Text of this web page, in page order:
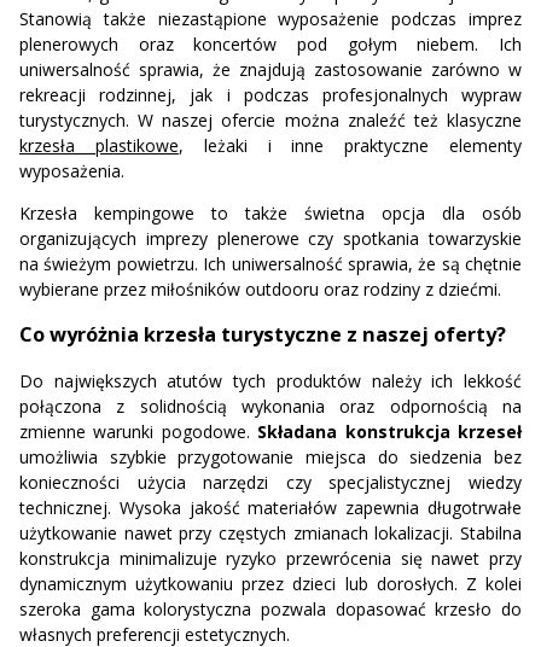
Stanowią także niezastąpione wyposażenie podczas imprez
plenerowych oraz koncertów pod gołym niebem. Ich
uniwersalność sprawia, że znajdują zastosowanie zarówno w
rekreacji rodzinnej, jak i podczas profesjonalnych wypraw
turystycznych. W naszej ofercie można znaleźć też klasyczne
krzesła plastikowe, leżaki i inne praktyczne elementy
wyposażenia.
Krzesła kempingowe to także świetna opcja dla osób
organizujących imprezy plenerowe czy spotkania towarzyskie
na świeżym powietrzu. Ich uniwersalność sprawia, że są chętnie
wybierane przez miłośników outdooru oraz rodziny z dziećmi.
Co wyróżnia krzesła turystyczne z naszej oferty?
Do największych atutów tych produktów należy ich lekkość
połączona z solidnością wykonania oraz odpornością na
zmienne warunki pogodowe. Składana konstrukcja krzeseł
umożliwia szybkie przygotowanie miejsca do siedzenia bez
konieczności użycia narzędzi czy specjalistycznej wiedzy
technicznej. Wysoka jakość materiałów zapewnia długotrwałe
użytkowanie nawet przy częstych zmianach lokalizacji. Stabilna
konstrukcja minimalizuje ryzyko przewrócenia się nawet przy
dynamicznym użytkowaniu przez dzieci lub dorosłych. Z kolei
szeroka gama kolorystyczna pozwala dopasować krzesło do
własnych preferencji estetycznych.